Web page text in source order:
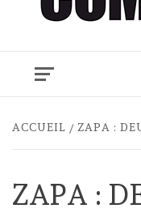
Menu
ACCUEIL ZAPA :
ZAPA :